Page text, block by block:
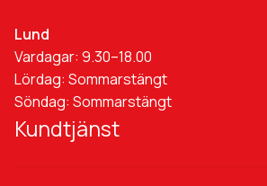
Lund
Vardagar: 9.30–18.00
Lördag: Sommarstängt
Söndag: Sommarstängt
Kundtjänst